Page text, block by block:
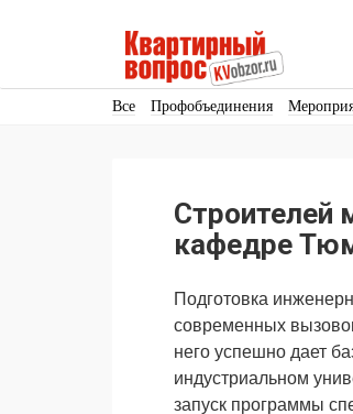
Все Профобъединения
Строителей
кафедре
Подготовка
современных
него успешно дает
индустриальном
запуск программы